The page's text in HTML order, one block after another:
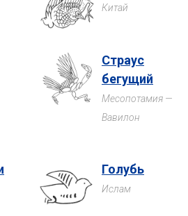
Китай
Страус
бегущий
Месопотамия —
Вавилон
Голубь
Ислам